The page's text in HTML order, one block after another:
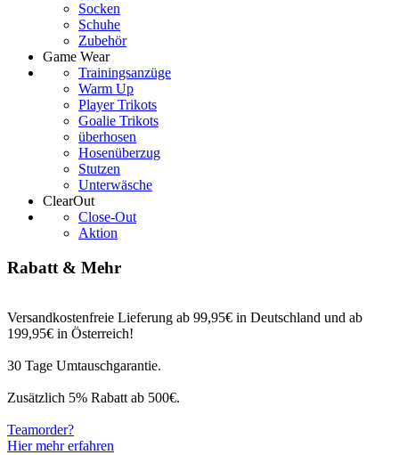
Socken
Schuhe
Zubehör
Game Wear
Trainingsanzüge
Warm Up
Player Trikots
Goalie Trikots
überhosen
Hosenüberzug
Stutzen
Unterwäsche
ClearOut
Close-Out
Aktion
Rabatt & Mehr
Versandkostenfreie Lieferung ab 99,95€ in Deutschland und ab
199,95€ in Österreich!
30 Tage Umtauschgarantie.
Zusätzlich 5% Rabatt ab 500€.
Teamorder?
Hier mehr erfahren